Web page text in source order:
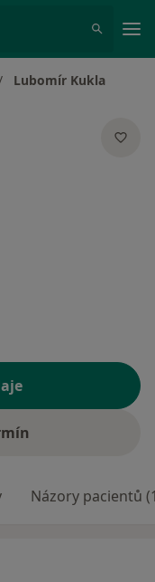
města
Lubomír Kukla
Názory pacientů